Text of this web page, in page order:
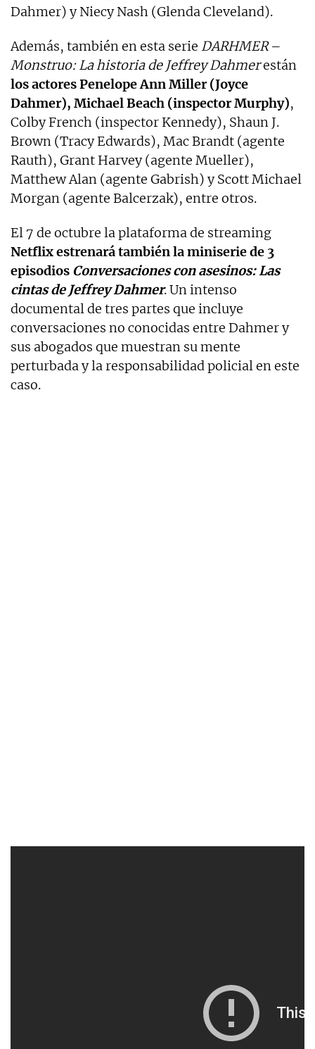
Dahmer) y Niecy Nash (Glenda Cleveland).
Además, también en esta serie DARHMER–
Monstruo: La historia de Jeffrey Dahmerestán
los actores Penelope Ann Miller (Joyce
Dahmer), Michael Beach (inspector Murphy),
Colby French (inspector Kennedy), Shaun J.
Brown (Tracy Edwards), Mac Brandt (agente
Rauth), Grant Harvey (agente Mueller),
Matthew Alan (agente Gabrish) y Scott Michael
Morgan (agente Balcerzak), entre otros.
El 7 de octubre la plataforma de streaming
Netflix estrenará también la miniserie de 3
episodios Conversaciones con asesinos: Las
cintas de Jeffrey Dahmer. Un intenso
documental de tres partes que incluye
conversaciones no conocidas entre Dahmer y
sus abogados que muestran su mente
perturbada y la responsabilidad policial en este
caso.